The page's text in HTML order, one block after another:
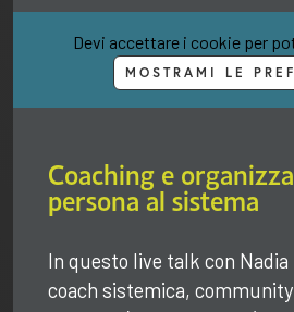
Devi accettare i cookie per
MOSTRAMI LE
Coaching e
persona al sistema
In questo live talk con Nadia
coach sistemica,